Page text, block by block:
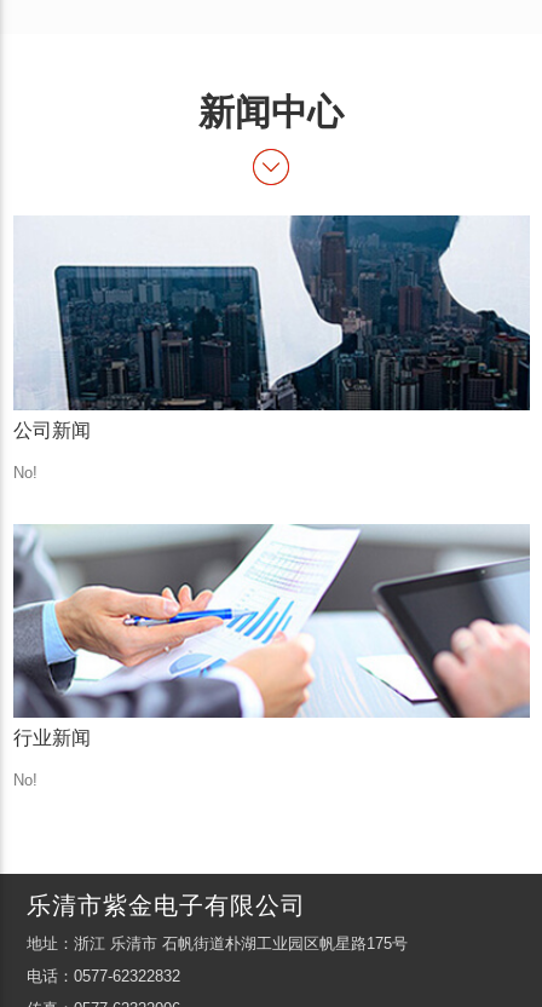
新闻中心
公司新闻
No!
行业新闻
No!
乐清市紫金电子有限公司
地址：浙江 乐清市 石帆街道朴湖工业园区帆星路175号
电话：0577-62322832